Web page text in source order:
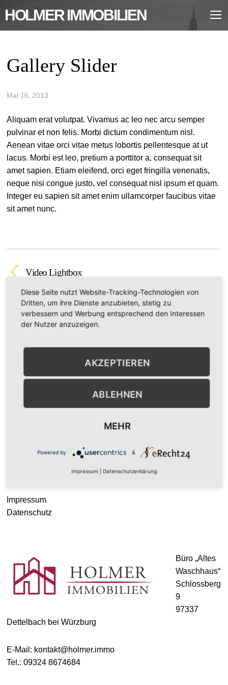
HOLMER IMMOBILIEN
Gallery Slider
Mai 16, 2013
Aliquam erat volutpat. Vivamus ac leo nec arcu semper
pulvinar et non felis. Morbi dictum condimentum nisl.
Aenean vitae orci vitae metus lobortis pellentesque at ut
lacus. Morbi est leo, pretium a porttitor a, consequat sit
amet sapien. Etiam eleifend, orci eget fringilla venenatis,
neque nisi congue justo, vel consequat nisl ipsum et quam.
Integer eu sapien sit amet enim ullamcorper faucibus vitae
sit amet nunc.
Video Lightbox
Outside
BACK TO TOP
© HOLMER IMMOBILIEN 2021
Impressum
Datenschutz
Büro „Altes
Waschhaus“
Schlossberg
9
97337
Dettelbach bei Würzburg
E-Mail: kontakt@holmer.immo
Tel.: 09324 8674684
Diese Seite nutzt Website-Tracking-Technologien von
Dritten, um ihre Dienste anzubieten, stetig zu
verbessern und Werbung entsprechend den Interessen
der Nutzer anzuzeigen.
AKZEPTIEREN
ABLEHNEN
MEHR
Powered by &
Impressum Datenschutzerklärung